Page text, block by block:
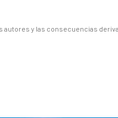
y las consecuencias